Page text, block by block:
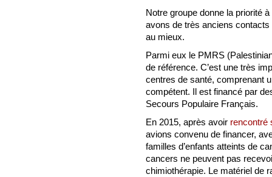
Notre groupe donne la priorité
avons de très anciens
au mieux.
Parmi eux le PMRS
de référence. C’est une très
centres de santé, comprenant
compétent. Il est financé par
Secours Populaire Français.
En 2015, après avoir rencontré
avions convenu de financer,
familles d’enfants atteints de
cancers ne peuvent pas
chimiothérapie. Le matériel de